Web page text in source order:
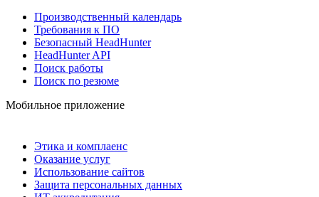
Производственный календарь
Требования к ПО
Безопасный HeadHunter
HeadHunter API
Поиск работы
Поиск по резюме
Мобильное приложение
Этика и комплаенс
Оказание услуг
Использование сайтов
Защита персональных данных